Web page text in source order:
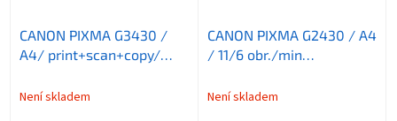
CANON PIXMA G3430 /
A4/ print+scan+copy/
/ WiFi/ USB/ černá
Není skladem
CANON PIXMA G2430 / A4
/ 11/6 obr./min
4800x1200 / USB/ černá
Není skladem